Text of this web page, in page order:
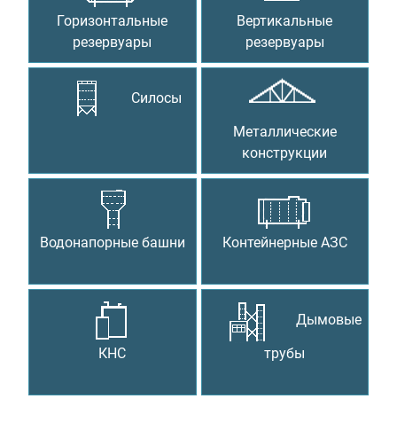
Горизонтальные
резервуары
Вертикальные
резервуары
Силосы
Металлические
конструкции
Водонапорные башни Контейнерные АЗС
КНС
Дымовые
трубы